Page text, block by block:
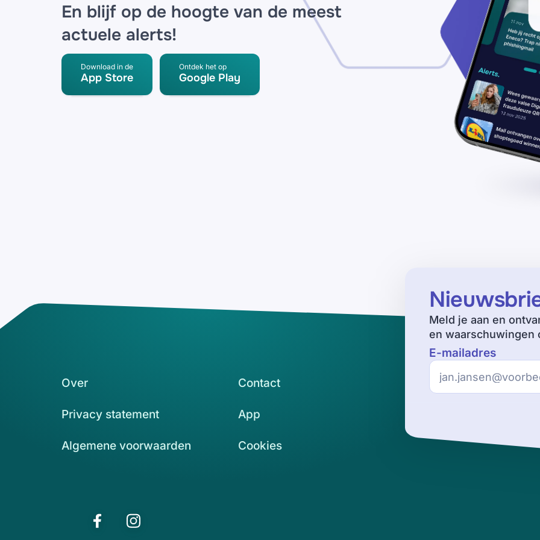
En blijf op de hoogte van de meest
actuele alerts!
Download in de
App Store
Ontdek het op
Google Play
Meld je aan en
en waarschuwingen
E-mailadres
Over Contact
Privacy statement App
Algemene voorwaarden Cookies